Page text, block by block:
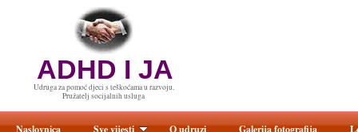
ADHD I JA
Udruga za pomoć djeci s teškoćama u razvoju.
Pružatelj socijalnih usluga
Naslovnica Sve vijesti O udruzi Galerija fotografija